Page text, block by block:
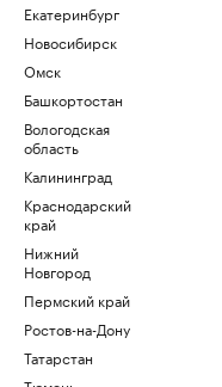
Екатеринбург
Новосибирск
Омск
Башкортостан
Вологодская
область
Калининград
Краснодарский
край
Нижний
Новгород
Пермский край
Ростов-на-Дону
Татарстан